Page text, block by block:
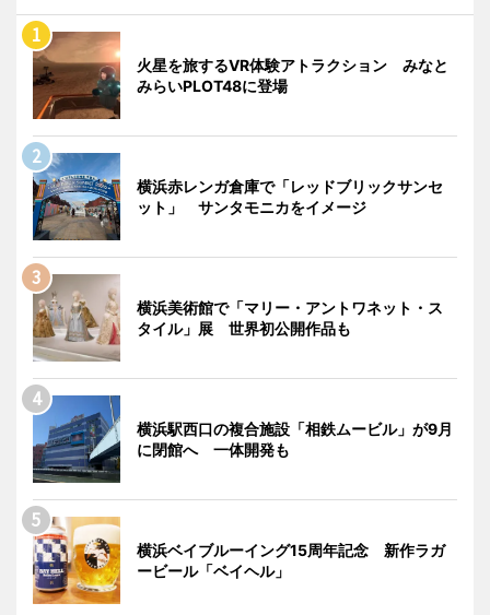
火星を旅するVR体験アトラクション みなと
みらいPLOT48に登場
横浜赤レンガ倉庫で「レッドブリックサンセ
ット」 サンタモニカをイメージ
横浜美術館で「マリー・アントワネット・ス
タイル」展 世界初公開作品も
横浜駅西口の複合施設「相鉄ムービル」が9月
に閉館へ 一体開発も
横浜ベイブルーイング15周年記念 新作ラガ
ービール「ベイヘル」